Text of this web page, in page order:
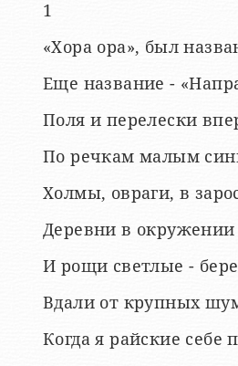
1
«Хора ора», был
Еще название -
Поля и перелески
По речкам малым
Холмы, овраги, в
Деревни в окружении
И рощи светлые -
Вдали от крупных
Когда я райские себе